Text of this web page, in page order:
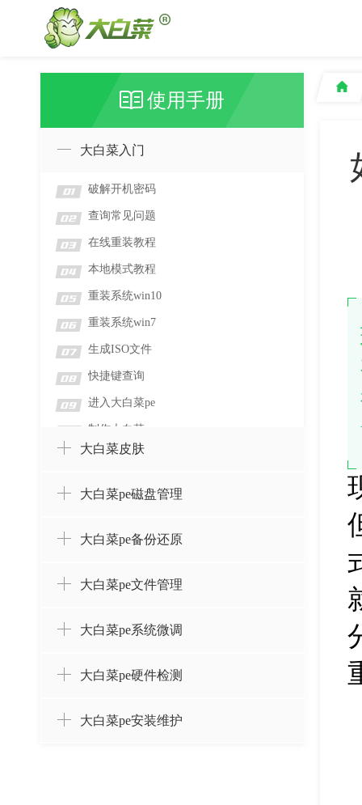
使用手册
大白菜入门
01 破解开机密码
02 查询常见问题
03 在线重装教程
04 本地模式教程
05 重装系统win10
06 重装系统win7
07 生成ISO文件
08 快捷键查询
09 进入大白菜pe
制作大白菜
大白菜皮肤
大白菜pe磁盘管理
大白菜pe备份还原
大白菜pe文件管理
大白菜pe系统微调
大白菜pe硬件检测
大白菜pe安装维护